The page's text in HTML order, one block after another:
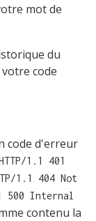
mot de
du
code
code d'erreur
1.1 401
1.1 404 Not
500 Internal
contenu la